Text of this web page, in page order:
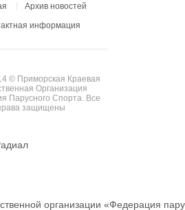
Архив новостей
информация
© Приморская Краевая
Организация
Парусного Спорта. Все
защищены
организации «Федерация